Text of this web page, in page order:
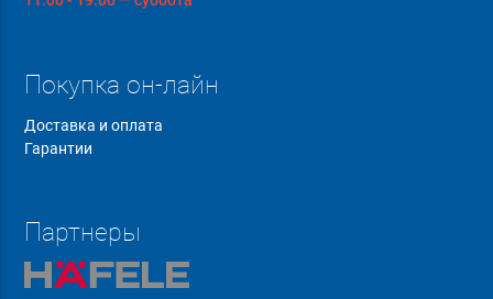
Покупка он-лайн
Доставка и оплата
Гарантии
Партнеры